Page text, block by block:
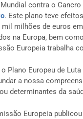
Mundial contra o
. Este plano teve
mil milhões de euros
na Europa, bem
Europeia trabalha
Plano Europeu de
a nossa
determinantes da
Europeia